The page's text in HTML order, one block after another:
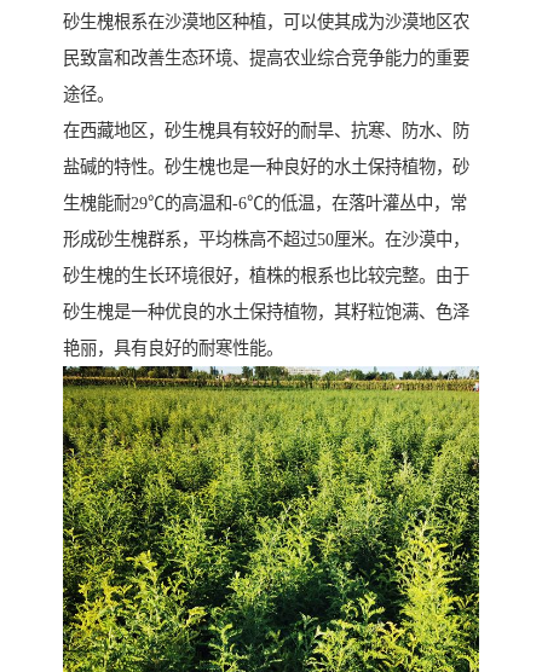
砂生槐根系在沙漠地区种植，可以使其成为沙漠地区农
民致富和改善生态环境、提高农业综合竞争能力的重要
途径。
在西藏地区，砂生槐具有较好的耐旱、抗寒、防水、防
盐碱的特性。砂生槐也是一种良好的水土保持植物，砂
生槐能耐29℃的高温和-6℃的低温，在落叶灌丛中，常
形成砂生槐群系，平均株高不超过50厘米。在沙漠中，
砂生槐的生长环境很好，植株的根系也比较完整。由于
砂生槐是一种优良的水土保持植物，其籽粒饱满、色泽
艳丽，具有良好的耐寒性能。